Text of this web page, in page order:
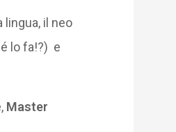
il neo
lo fa!?) e
Master